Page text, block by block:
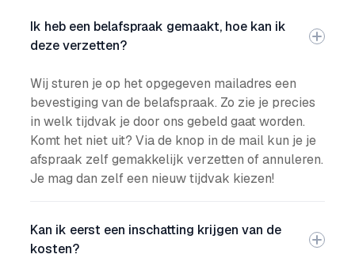
Ik heb een belafspraak gemaakt, hoe kan ik
deze verzetten?
Wij sturen je op het opgegeven mailadres een
bevestiging van de belafspraak. Zo zie je precies
in welk tijdvak je door ons gebeld gaat worden.
Komt het niet uit? Via de knop in de mail kun je je
afspraak zelf gemakkelijk verzetten of annuleren.
Je mag dan zelf een nieuw tijdvak kiezen!
Kan ik eerst een inschatting krijgen van de
kosten?